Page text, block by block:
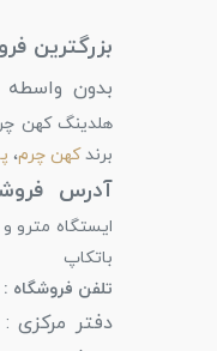
بزرگترین
بدون واسطه
هلدینگ کهن
برندکهن چرم،
آدرس
ایستگاه مترو
باتکاپ
تلفن فروشگاه : 47764-021 داخلی 120
دفتر مرکزی